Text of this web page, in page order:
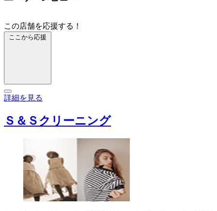
この店舗を応援する！
ここから応援
詳細を見る
Ｓ＆Ｓクリーニング